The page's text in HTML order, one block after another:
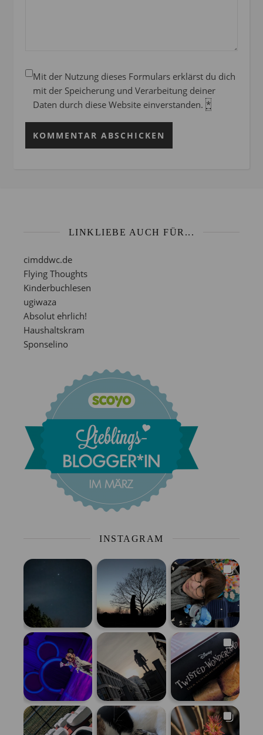
Mit der Nutzung dieses Formulars erklärst du dich
mit der Speicherung und Verarbeitung deiner
Daten durch diese Website einverstanden. *
LINKLIEBE AUCH FÜR...
cimddwc.de
Flying Thoughts
Kinderbuchlesen
ugiwaza
Absolut ehrlich!
Haushaltskram
Sponselino
INSTAGRAM